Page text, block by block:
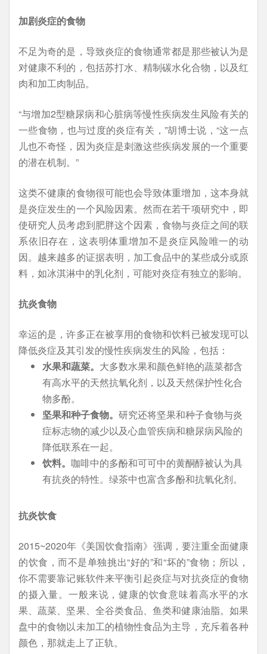
加剧炎症的食物
不足为奇的是，导致炎症的食物通常都是那些被认为是
对健康不利的，包括苏打水、精制碳水化合物，以及红
肉和加工肉制品。
“与增加2型糖尿病和心脏病等慢性疾病发生风险有关的
一些食物，也与过度的炎症有关，”胡博士说，“这一点
儿也不奇怪，因为炎症是刺激这些疾病发展的一个重要
的潜在机制。”
这类不健康的食物很可能也会导致体重增加，这本身就
是炎症发生的一个风险因素。然而在若干项研究中，即
使研究人员考虑到肥胖这个因素，食物与炎症之间的联
系依旧存在，这表明体重增加不是炎症风险唯一的动
因。越来越多的证据表明，加工食品中的某些成分或原
料，如冰淇淋中的乳化剂，可能对炎症有独立的影响。
抗炎食物
幸运的是，许多正在被享用的食物和饮料已被发现可以
降低炎症及其引发的慢性疾病发生的风险，包括：
水果和蔬菜。 大多数水果和颜色鲜艳的蔬菜都含
有高水平的天然抗氧化剂，以及天然保护性化合
物多酚。
坚果和种子食物。 研究还将坚果和种子食物与炎
症标志物的减少以及心血管疾病和糖尿病风险的
降低联系在一起。
饮料。 咖啡中的多酚和可可中的黄酮醇被认为具
有抗炎的特性。绿茶中也富含多酚和抗氧化剂。
抗炎饮食
2015~2020年《美国饮食指南》强调，要注重全面健康
的饮食，而不是单独挑出“好的”和“坏的”食物；所以，
你不需要靠记账软件来平衡引起炎症与对抗炎症的食物
的摄入量。一般来说，健康的饮食意味着高水平的水
果、蔬菜、坚果、全谷类食品、鱼类和健康油脂。如果
盘中的食物以未加工的植物性食品为主导，充斥着各种
颜色，那就走上了正轨。